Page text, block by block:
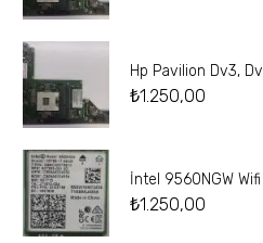
Hp Pavilion Dv3,
₺1.250,00
İntel 9560NGW
₺1.250,00